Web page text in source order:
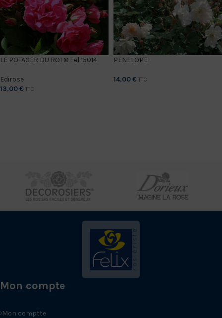
LE POTAGER DU ROI ® Fel 15014
Edirose
13,00€ TTC
PENELOPE
14,00€ TTC
Mon compte
Mon comptte